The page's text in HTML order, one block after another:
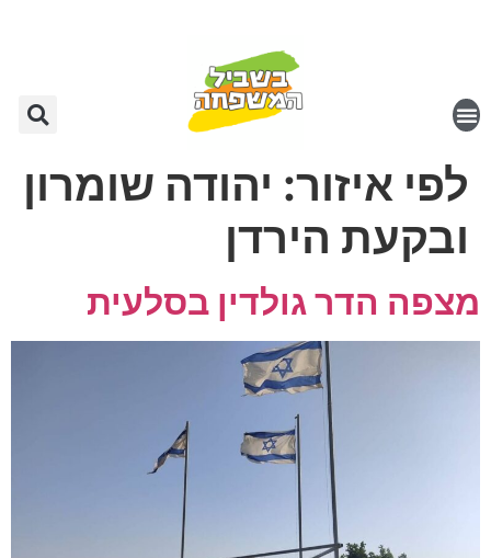
לפי איזור: יהודה שומרון
ובקעת הירדן
מצפה הדר גולדין בסלעית